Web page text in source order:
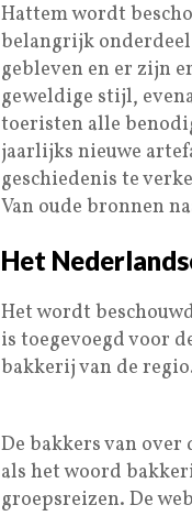
Hattem wordt
belangrijk onderdeel
gebleven en er zijn
geweldige stijl,
toeristen alle
jaarlijks nieuwe
geschiedenis te
Van oude bronnen
Het
Het wordt
is toegevoegd voor
bakkerij van de
De bakkers van
als het woord
groepsreizen. De